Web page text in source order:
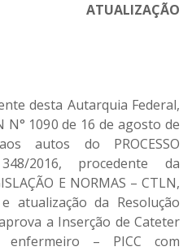
ATUALIZAÇÃO
desta Autarquia Federal,
N° 1090 de 16 de agosto de
autos do PROCESSO
2016, procedente da
E NORMAS – CTLN,
atualização da Resolução
a Inserção de Cateter
enfermeiro – PICC com